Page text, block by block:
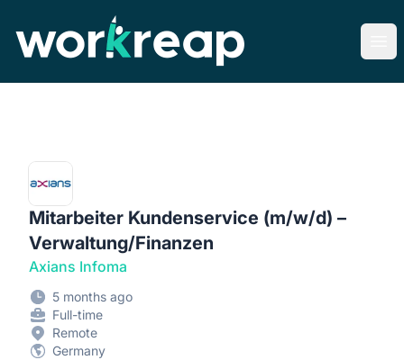
Mitarbeiter Kundenservice (m/w/d) –
Verwaltung/Finanzen
Axians Infoma
5 months ago
Full-time
Remote
Germany